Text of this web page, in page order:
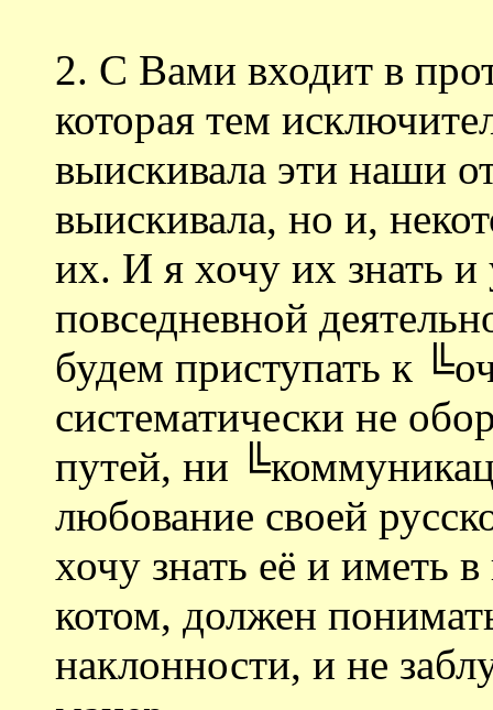
2. С Вами входит в
которая тем
выискивала эти наши
выискивала, но и,
их. И я хочу их знать и
повседневной
будем приступать к
систематически не
путей, ни
любование своей
хочу знать её и иметь
котом, должен
наклонности, и не